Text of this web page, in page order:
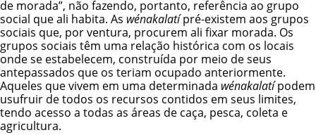
de morada”, não fazendo, portanto, referência ao grupo
social que ali habita. As wénakalatípré-existem aos grupos
sociais que, por ventura, procurem ali fixar morada. Os
grupos sociais têm uma relação histórica com os locais
onde se estabelecem, construída por meio de seus
antepassados que os teriam ocupado anteriormente.
Aqueles que vivem em uma determinada wénakalatípodem
usufruir de todos os recursos contidos em seus limites,
tendo acesso a todas as áreas de caça, pesca, coleta e
agricultura.